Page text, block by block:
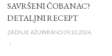
SAVRŠENI ČOBANAC?
DETALJNI RECEPT
ZADNJE AŽURIRANO 09.10.2024.